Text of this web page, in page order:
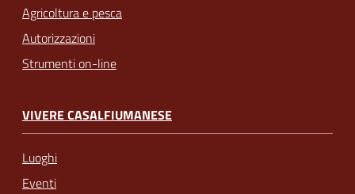
Agricoltura e pesca
Autorizzazioni
Strumenti on-line
VIVERE CASALFIUMANESE
Luoghi
Eventi